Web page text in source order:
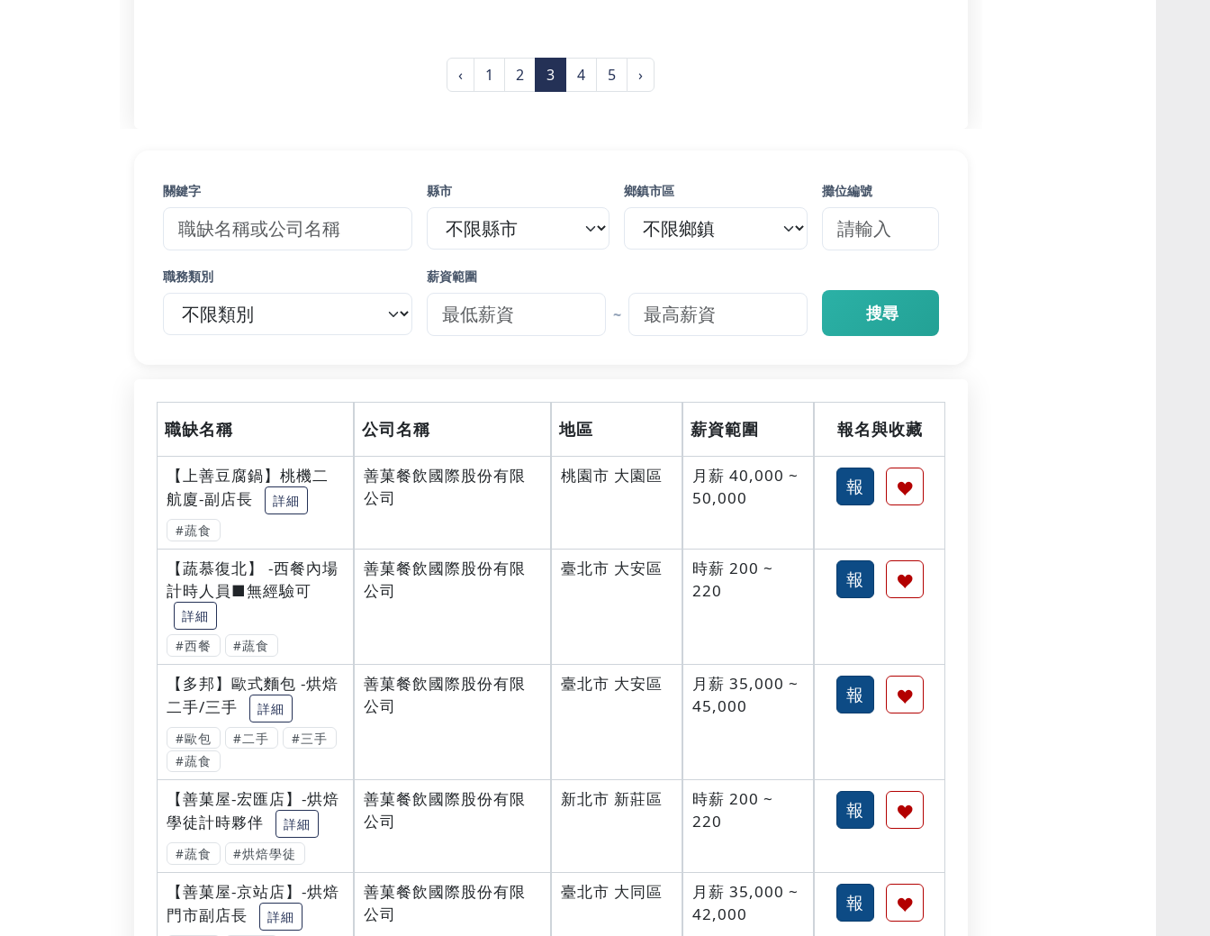
‹ 1 2 3 4 5 ›
關鍵字 縣市 鄉鎮市區 攤位編號
職務類別 薪資範圍
~ 搜尋
職缺名稱 公司名稱 地區 薪資範圍 報名與收藏
【上善豆腐鍋】桃機二
航廈-副店長
詳細
#蔬食
善菓餐飲國際股份有限
公司
桃園市 大園區
月薪 40,000 ~
50,000
【蔬慕復北】 -西餐內場
計時人員■無經驗可
詳細
#西餐
#蔬食
善菓餐飲國際股份有限
公司
臺北市 大安區
時薪 200 ~
220
【多邦】歐式麵包 -烘焙
二手/三手
詳細
#歐包
#二手
#三手
#蔬食
善菓餐飲國際股份有限
公司
臺北市 大安區
月薪 35,000 ~
45,000
【善菓屋-宏匯店】-烘焙
學徒計時夥伴
詳細
#蔬食
#烘焙學徒
善菓餐飲國際股份有限
公司
新北市 新莊區
時薪 200 ~
220
【善菓屋-京站店】-烘焙
門市副店長
詳細
善菓餐飲國際股份有限
公司
臺北市 大同區
月薪 35,000 ~
42,000